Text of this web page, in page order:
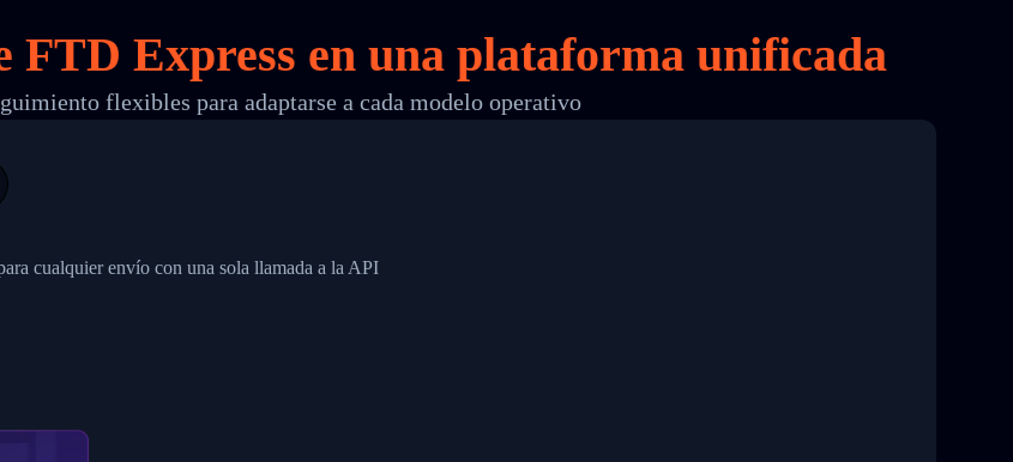
KONG-HONG KONG, HONG KONG-HONG KONG,2017-03-08 04:22:00"
up",
FTD Express en una plataforma unificada
flexibles para adaptarse a cada modelo operativo
cualquier envío con una sola llamada a la API